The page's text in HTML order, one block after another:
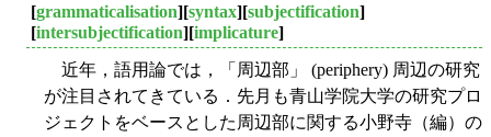
[grammaticalisation][syntax][subjectification]
[intersubjectification][implicature]
近年，語用論では，「周辺部」 (periphery) 周辺の研究
が注目されてきている．先月も青山学院大学の研究プロ
ジェクトをベースとした周辺部に関する小野寺（編）の